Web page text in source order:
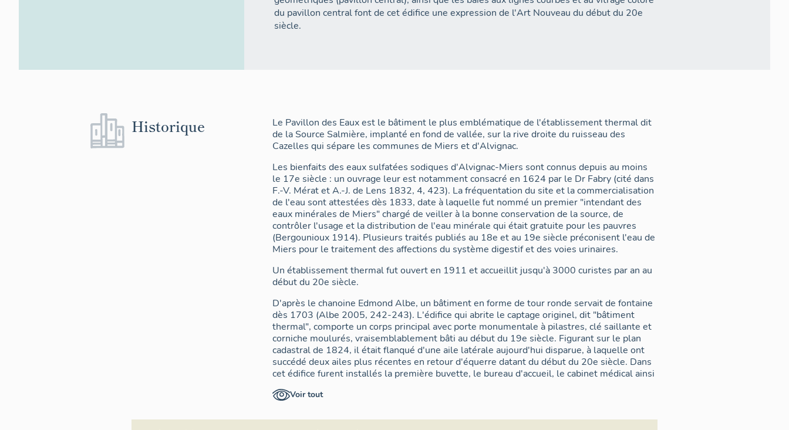
du pavillon central font de cet édifice une expression de l'Art Nouveau du début du 20e
siècle.
Historique
Le Pavillon des Eaux est le bâtiment le plus emblématique de l'établissement thermal dit
de la Source Salmière, implanté en fond de vallée, sur la rive droite du ruisseau des
Cazelles qui sépare les communes de Miers et d'Alvignac.
Les bienfaits des eaux sulfatées sodiques d'Alvignac-Miers sont connus depuis au moins
le 17e siècle : un ouvrage leur est notamment consacré en 1624 par le Dr Fabry (cité dans
F.-V. Mérat et A.-J. de Lens 1832, 4, 423). La fréquentation du site et la commercialisation
de l'eau sont attestées dès 1833, date à laquelle fut nommé un premier "intendant des
eaux minérales de Miers" chargé de veiller à la bonne conservation de la source, de
contrôler l'usage et la distribution de l'eau minérale qui était gratuite pour les pauvres
(Bergounioux 1914). Plusieurs traités publiés au 18e et au 19e siècle préconisent l'eau de
Miers pour le traitement des affections du système digestif et des voies urinaires.
Un établissement thermal fut ouvert en 1911 et accueillit jusqu'à 3000 curistes par an au
début du 20e siècle.
D'après le chanoine Edmond Albe, un bâtiment en forme de tour ronde servait de fontaine
dès 1703 (Albe 2005, 242-243). L'édifice qui abrite le captage originel, dit "bâtiment
thermal", comporte un corps principal avec porte monumentale à pilastres, clé saillante et
corniche moulurés, vraisemblablement bâti au début du 19e siècle. Figurant sur le plan
cadastral de 1824, il était flanqué d'une aile latérale aujourd'hui disparue, à laquelle ont
succédé deux ailes plus récentes en retour d'équerre datant du début du 20e siècle. Dans
cet édifice furent installés la première buvette, le bureau d'accueil, le cabinet médical ainsi
thermal pour abriter une nouvelle buvette. Les travaux furent entrepris entre 1904 et
Voir tout